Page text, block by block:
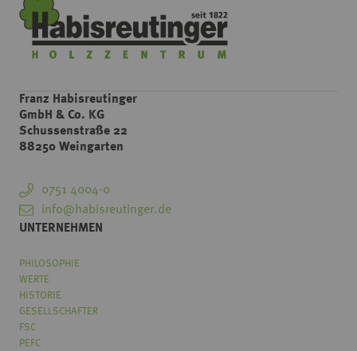
Franz Habisreutinger
GmbH & Co. KG
Schussenstraße 22
88250 Weingarten
0751 4004-0
info@habisreutinger.de
UNTERNEHMEN
PHILOSOPHIE
WERTE
HISTORIE
GESELLSCHAFTER
FSC
PEFC